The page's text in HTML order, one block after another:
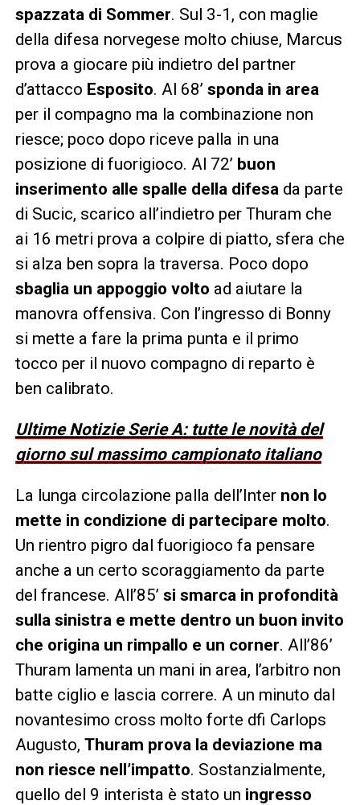
spazzata di Sommer. Sul 3-1, con maglie
della difesa norvegese molto chiuse, Marcus
prova a giocare più indietro del partner
d’attacco Esposito. Al 68’ sponda in area
per il compagno ma la combinazione non
riesce; poco dopo riceve palla in una
posizione di fuorigioco. Al 72’ buon
inserimento alle spalle della difesa da parte
di Sucic, scarico all’indietro per Thuram che
ai 16 metri prova a colpire di piatto, sfera che
si alza ben sopra la traversa. Poco dopo
sbaglia un appoggio volto ad aiutare la
manovra offensiva. Con l’ingresso di Bonny
si mette a fare la prima punta e il primo
tocco per il nuovo compagno di reparto è
ben calibrato.
Ultime Notizie Serie A: tutte le novità del
giorno sul massimo campionato italiano
La lunga circolazione palla dell’Inter non lo
mette in condizione di partecipare molto.
Un rientro pigro dal fuorigioco fa pensare
anche a un certo scoraggiamento da parte
del francese. All’85’ si smarca in profondità
sulla sinistra e mette dentro un buon invito
che origina un rimpallo e un corner. All’86’
Thuram lamenta un mani in area, l’arbitro non
batte ciglio e lascia correre. A un minuto dal
novantesimo cross molto forte dfi Carlops
Augusto, Thuram prova la deviazione ma
non riesce nell’impatto. Sostanzialmente,
quello del 9 interista è stato un ingresso